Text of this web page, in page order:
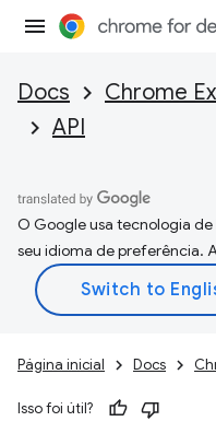
Docs Chrome
API
O Google usa tecnologia
seu idioma de preferência.
Página inicial Docs
Isso foi útil?